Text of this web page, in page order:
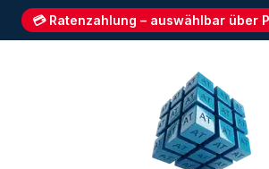
💳 Ratenzahlung – auswählbar über